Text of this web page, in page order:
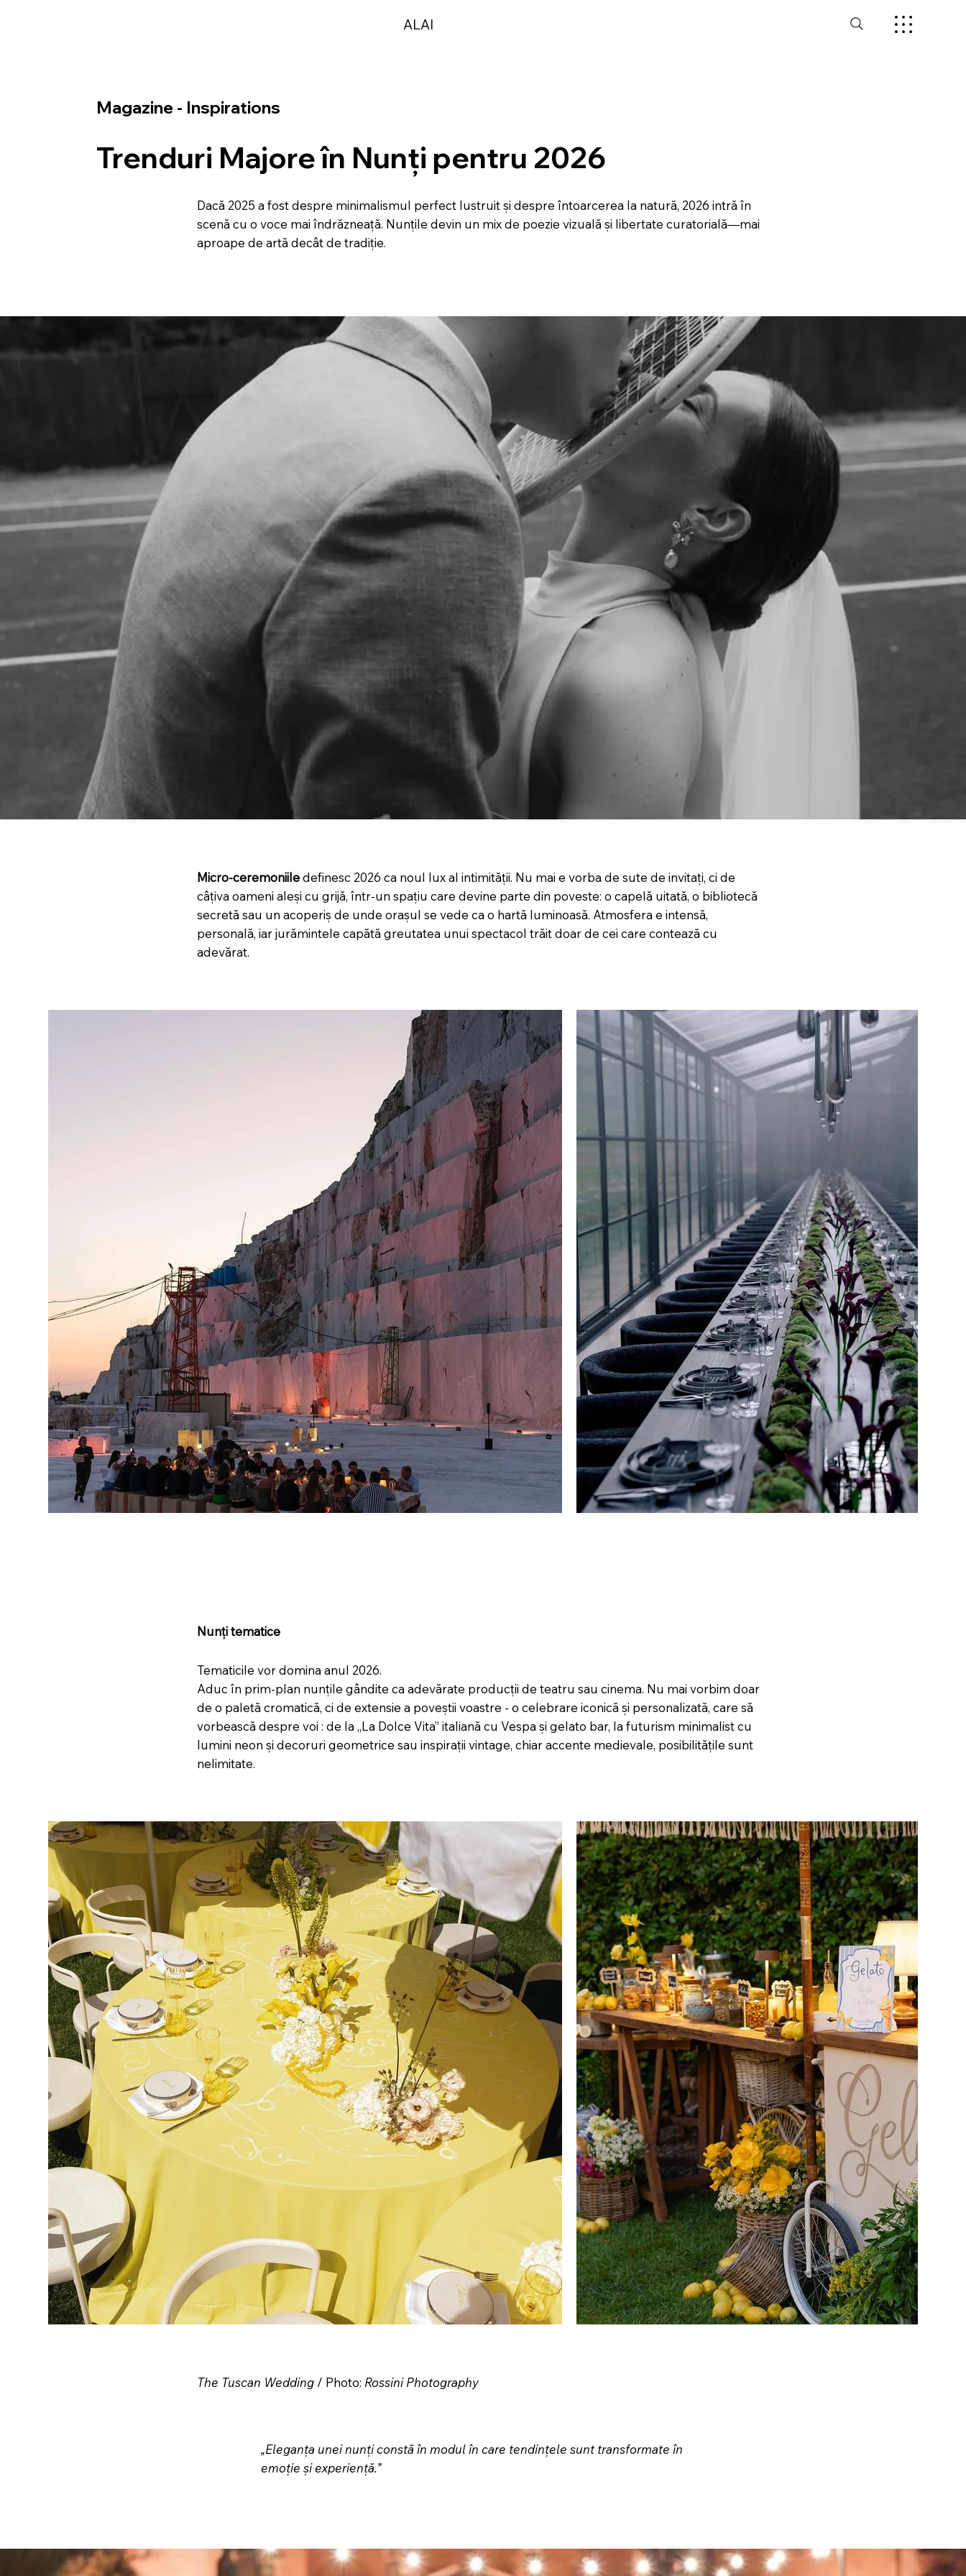
ALAI
Magazine - Inspirations
Trenduri Majore în Nunți pentru 2026
Dacă 2025 a fost despre minimalismul perfect lustruit și despre întoarcerea la natură, 2026 intră în
scenă cu o voce mai îndrăzneață. Nunțile devin un mix de poezie vizuală și libertate curatorială—mai
aproape de artă decât de tradiție.
Micro-ceremoniiledefinesc 2026 ca noul lux al intimității. Nu mai e vorba de sute de invitați, ci de
câțiva oameni aleși cu grijă, într-un spațiu care devine parte din poveste: o capelă uitată, o bibliotecă
secretă sau un acoperiș de unde orașul se vede ca o hartă luminoasă. Atmosfera e intensă,
personală, iar jurămintele capătă greutatea unui spectacol trăit doar de cei care contează cu
adevărat.
Nunți tematice
Tematicile vor domina anul 2026.
Aduc în prim-plan nunțile gândite ca adevărate producții de teatru sau cinema. Nu mai vorbim doar
de o paletă cromatică, ci de extensie a poveștii voastre - o celebrare iconică și personalizată, care să
vorbească despre voi : de la „La Dolce Vita” italiană cu Vespa și gelato bar, la futurism minimalist cu
lumini neon și decoruri geometrice sau inspirații vintage, chiar accente medievale, posibilitățile sunt
nelimitate.
The Tuscan Wedding / Photo: Rossini Photography
„Eleganța unei nunți constă în modul în care tendințele sunt transformate în
emoție și experiență.”